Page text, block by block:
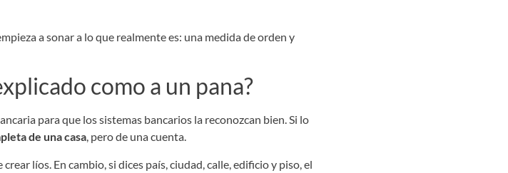
a sonar a lo que realmente es: una medida de orden y
como a un pana?
para que los sistemas bancarios la reconozcan bien. Si lo
de una casa, pero de una cuenta.
líos. En cambio, si dices país, ciudad, calle, edificio y piso, el